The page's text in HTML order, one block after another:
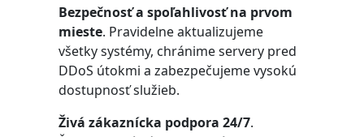
Bezpečnosť a spoľahlivosť na prvom
mieste. Pravidelne aktualizujeme
všetky systémy, chránime servery pred
DDoS útokmi a zabezpečujeme vysokú
dostupnosť služieb.
Živá zákaznícka podpora 24/7.